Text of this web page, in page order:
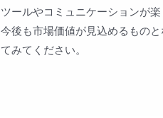
ツールやコミュニケーションが
今後も市場価値が見込めるもの
てみてください。